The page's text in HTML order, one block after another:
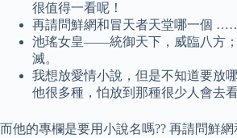
很值得一看呢！
再請問鮮網和冒天者天堂哪一個
池瑤女皇——統御天下，威臨八方
滅。
我想放愛情小說，但是不知道要放
他很多種，怕放到那種很少人會去
而他的專欄是要用小說名嗎?? 再請問鮮